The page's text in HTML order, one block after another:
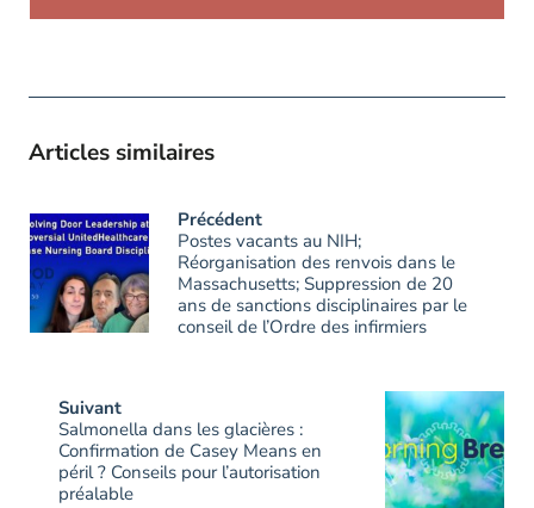
Articles similaires
Précédent
Postes vacants au NIH;
Réorganisation des renvois dans le
Massachusetts; Suppression de 20
ans de sanctions disciplinaires par le
conseil de l’Ordre des infirmiers
Suivant
Salmonella dans les glacières :
Confirmation de Casey Means en
péril ? Conseils pour l’autorisation
préalable